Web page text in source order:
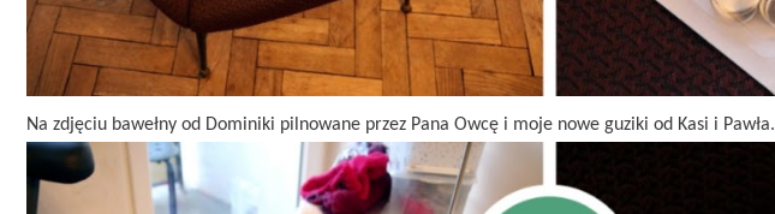
Na zdjęciu bawełny od Dominiki pilnowane przez Pana Owcę i moje nowe guziki od Kasi i Pawła.